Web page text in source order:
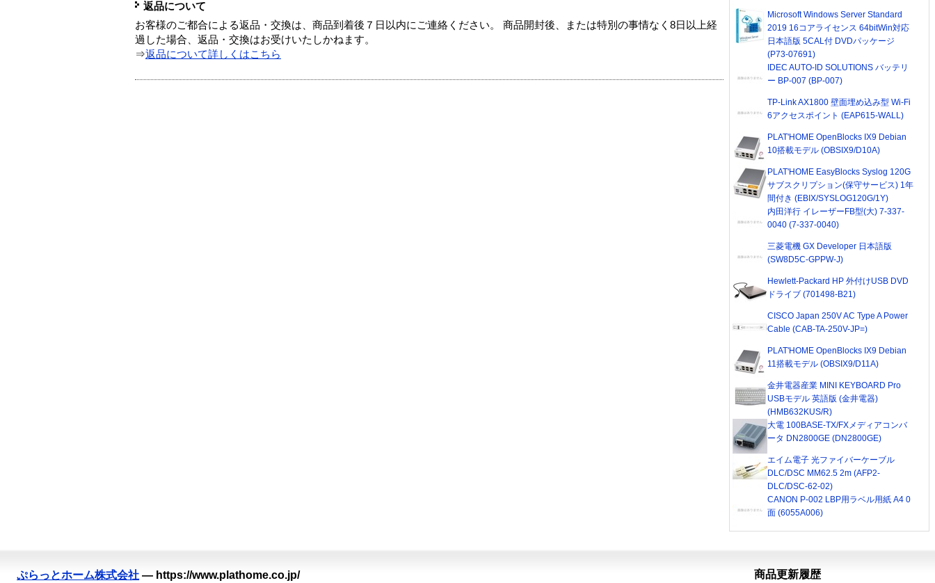
返品について
お客様のご都合による返品・交換は、商品到着後７日以内にご連絡ください。 商品開封後、または特別の事情なく8日以上経
過した場合、返品・交換はお受けいたしかねます。
⇒返品について詳しくはこちら
Microsoft Windows Server Standard
2019 16コアライセンス 64bitWin対応
日本語版 5CAL付 DVDパッケージ
(P73-07691)
IDEC AUTO-ID SOLUTIONS バッテリ
ー BP-007 (BP-007)
TP-Link AX1800 壁面埋め込み型 Wi-Fi
6アクセスポイント (EAP615-WALL)
PLAT'HOME OpenBlocks IX9 Debian
10搭載モデル (OBSIX9/D10A)
PLAT'HOME EasyBlocks Syslog 120G
サブスクリプション(保守サービス) 1年
間付き (EBIX/SYSLOG120G/1Y)
内田洋行 イレーザーFB型(大) 7-337-
0040 (7-337-0040)
三菱電機 GX Developer 日本語版
(SW8D5C-GPPW-J)
Hewlett-Packard HP 外付けUSB DVD
ドライブ (701498-B21)
CISCO Japan 250V AC Type A Power
Cable (CAB-TA-250V-JP=)
PLAT'HOME OpenBlocks IX9 Debian
11搭載モデル (OBSIX9/D11A)
金井電器産業 MINI KEYBOARD Pro
USBモデル 英語版 (金井電器)
(HMB632KUS/R)
大電 100BASE-TX/FXメディアコンバ
ータ DN2800GE (DN2800GE)
エイム電子 光ファイバーケーブル
DLC/DSC MM62.5 2m (AFP2-
DLC/DSC-62-02)
CANON P-002 LBP用ラベル用紙 A4 0
面 (6055A006)
ぷらっとホーム株式会社 — https://www.plathome.co.jp/
商品更新履歴